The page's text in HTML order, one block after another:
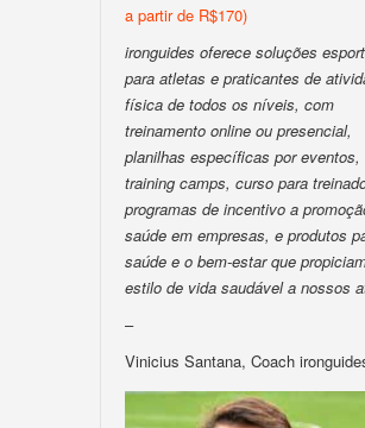
a partir de R$170)
ironguides oferece soluções
para atletas e praticantes de
física de todos os níveis, com
treinamento online ou presencial,
planilhas específicas por eventos,
training camps, curso para
programas de incentivo a
saúde em empresas, e produtos
saúde e o bem-estar que
estilo de vida saudável a nossos
–
Vinicius Santana, Coach